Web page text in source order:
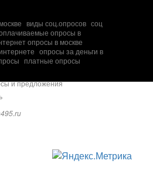
виды соц.опросов соц
опросы в
опросы в москве
опросы за деньги в
платные опросы
и предложения